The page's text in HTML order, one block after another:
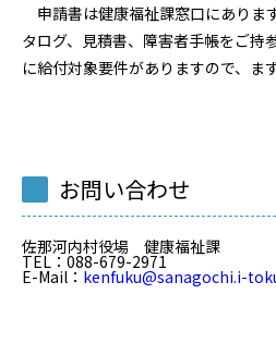
申請書は健康福祉課窓口にありま
タログ、見積書、障害者手帳をご持
に給付対象要件がありますので、ま
お問い合わせ
佐那河内村役場 健康福祉課
TEL：088-679-2971
E-Mail ： kenfuku@sanagochi.i-